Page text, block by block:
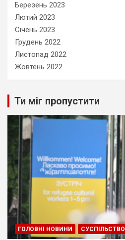
Березень 2023
Лютий 2023
Січень 2023
Грудень 2022
Листопад 2022
Жовтень 2022
Ти міг пропустити
ГОЛОВНІ НОВИНИ СУСПІЛЬСТВО